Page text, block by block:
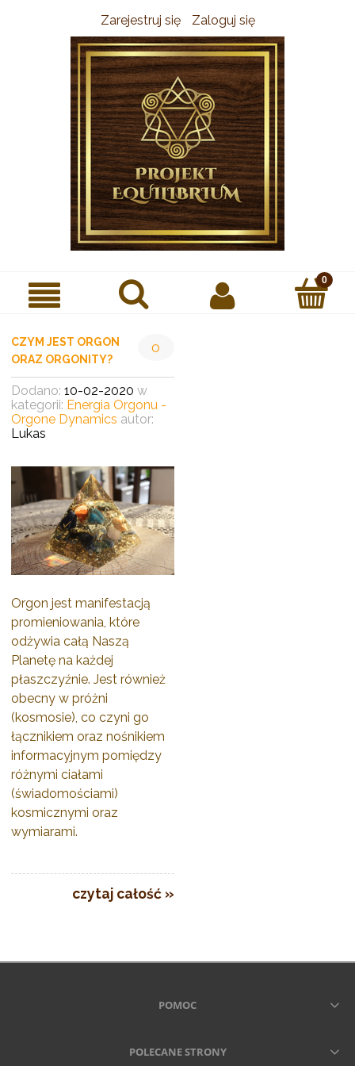
Zarejestruj się Zaloguj się
CZYM JEST ORGON
ORAZ ORGONITY?
0
Dodano:10-02-2020 w
kategorii: Energia Orgonu -
Orgone Dynamics autor:
Lukas
Orgon jest manifestacją
promieniowania, które
odżywia całą Naszą
Planetę na każdej
płaszczyźnie. Jest również
obecny w próżni
(kosmosie), co czyni go
łącznikiem oraz nośnikiem
informacyjnym pomiędzy
różnymi ciałami
(świadomościami)
kosmicznymi oraz
wymiarami.
czytaj całość »
POMOC
POLECANE STRONY